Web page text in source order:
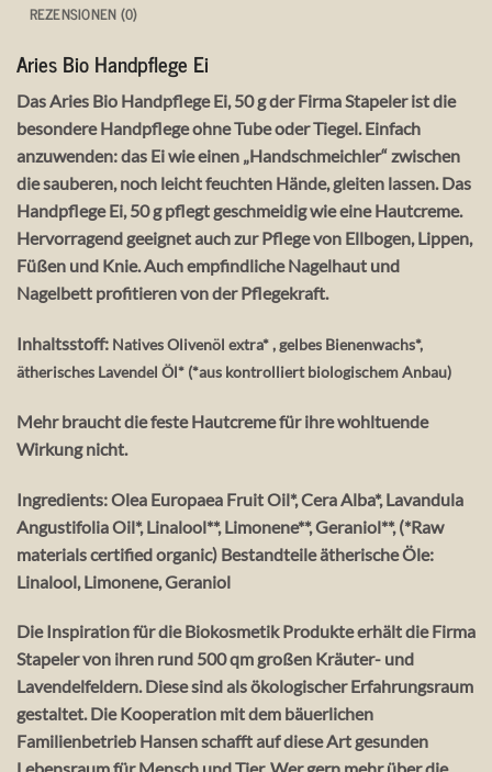
REZENSIONEN (0)
Aries Bio Handpflege Ei
Das Aries Bio Handpflege Ei, 50 g der Firma Stapeler ist die
besondere Handpflege ohne Tube oder Tiegel. Einfach
anzuwenden: das Ei wie einen „Handschmeichler“ zwischen
die sauberen, noch leicht feuchten Hände, gleiten lassen. Das
Handpflege Ei, 50 g pflegt geschmeidig wie eine Hautcreme.
Hervorragend geeignet auch zur Pflege von Ellbogen, Lippen,
Füßen und Knie. Auch empfindliche Nagelhaut und
Nagelbett profitieren von der Pflegekraft.
Inhaltsstoff: Natives Olivenöl extra* , gelbes Bienenwachs*,
ätherisches Lavendel Öl* (*aus kontrolliert biologischem Anbau)
Mehr braucht die feste Hautcreme für ihre wohltuende
Wirkung nicht.
Ingredients:Olea Europaea Fruit Oil*, Cera Alba*, Lavandula
Angustifolia Oil*, Linalool**, Limonene**, Geraniol**, (*Raw
materials certified organic) Bestandteile ätherische Öle:
Linalool, Limonene, Geraniol
Die Inspiration für die Biokosmetik Produkte erhält die Firma
Stapeler von ihren rund 500 qm großen Kräuter- und
Lavendelfeldern. Diese sind als ökologischer Erfahrungsraum
gestaltet. Die Kooperation mit dem bäuerlichen
Familienbetrieb Hansen schafft auf diese Art gesunden